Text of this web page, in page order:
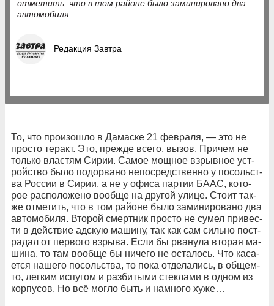
от­ме­тить, что в том рай­о­не бы­ло за­ми­ни­ро­ва­но два
ав­то­мо­би­ля.
Редакция Завтра
То, что про­изо­ш­ло в Да­ма­с­ке 21 фе­в­ра­ля, — это не
про­сто те­ракт. Это, преж­де все­го, вы­зов. При­чем не
толь­ко вла­с­тям Си­рии. Са­мое мощ­ное взрыв­ное ус­т­
рой­ст­во бы­ло по­до­рва­но не­по­сред­ст­вен­но у по­соль­ст­
ва Рос­сии в Си­рии, а не у офи­са пар­тии БА­АС, ко­то­
рое рас­по­ло­же­но во­об­ще на дру­гой ули­це. Сто­ит так­
же от­ме­тить, что в том рай­о­не бы­ло за­ми­ни­ро­ва­но два
ав­то­мо­би­ля. Вто­рой смерт­ник про­сто не су­мел при­ве­с­
ти в дей­ст­вие ад­скую ма­ши­ну, так как сам силь­но по­ст­
ра­дал от пер­во­го взры­ва. Ес­ли бы рва­ну­ла вто­рая ма­
ши­на, то там во­об­ще бы ни­че­го не ос­та­лось. Что ка­са­
ет­ся на­ше­го по­соль­ст­ва, то по­ка от­де­ла­лись, в об­щем-
то, лег­ким ис­пу­гом и раз­би­ты­ми стек­ла­ми в од­ном из
кор­пу­сов. Но всё мог­ло быть и на­мно­го ху­же…